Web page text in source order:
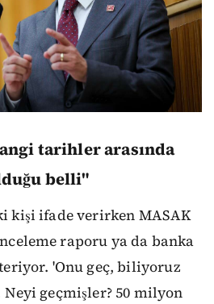
tarihler arasında
belli"
kişi ifade verirken MASAK
raporu ya da banka
'Onu geç, biliyoruz
geçmişler? 50 milyon